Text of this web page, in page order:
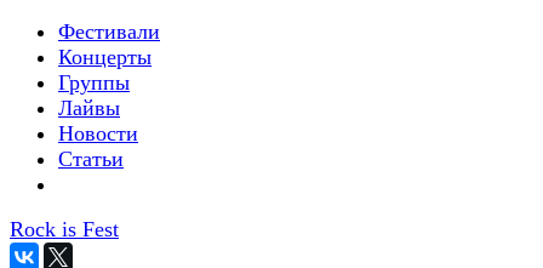
Фестивали
Концерты
Группы
Лайвы
Новости
Статьи
Rock is Fest